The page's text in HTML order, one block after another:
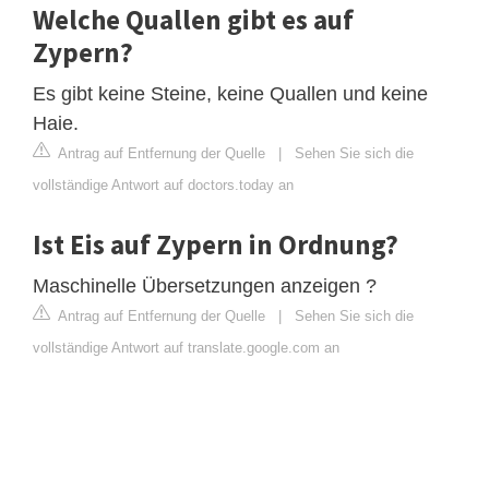
Welche Quallen gibt es auf
Zypern?
Es gibt keine Steine, keine Quallen und keine
Haie.
Antrag auf Entfernung der Quelle | Sehen Sie sich die
vollständige Antwort auf doctors.today an
Ist Eis auf Zypern in Ordnung?
Maschinelle Übersetzungen anzeigen ?
Antrag auf Entfernung der Quelle | Sehen Sie sich die
vollständige Antwort auf translate.google.com an